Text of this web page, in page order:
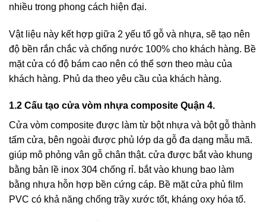
nhiều trong phong cách hiện đại.
Vật liệu này kết hợp giữa 2 yếu tố gỗ và nhựa, sẽ tạo nên
độ bền rắn chắc và chống nước 100% cho khách hàng. Bề
mặt cửa có độ bám cao nên có thể sơn theo màu của
khách hàng. Phủ da theo yêu cầu của khách hàng.
1.2 Cấu tạo cửa vòm nhựa composite Quận 4.
Cửa vòm composite được làm từ bột nhựa và bột gỗ thành
tấm cửa, bên ngoài được phủ lớp da gỗ đa dạng mẫu mã.
giúp mô phỏng vân gỗ chân thật. cửa được bắt vào khung
bằng bản lề inox 304 chống rỉ. bắt vào khung bao làm
bằng nhựa hỗn hợp bền cứng cáp. Bề mặt cửa phủ film
PVC có khả năng chống trầy xước tốt, kháng oxy hóa tố.